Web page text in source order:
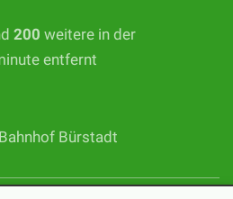
200 weitere in der
entfernt
Bürstadt